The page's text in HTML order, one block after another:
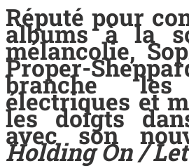
Réputé pour
albums à la
mélancolie,
Proper-
branche les
électriques et
les doigts
avec son
Holding On /